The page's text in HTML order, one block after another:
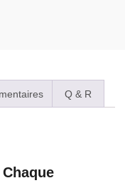
Q & R